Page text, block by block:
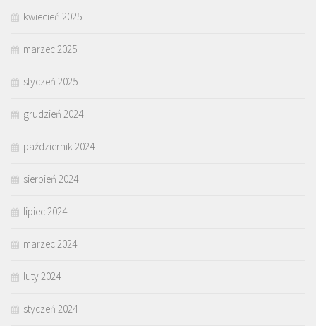
kwiecień 2025
marzec 2025
styczeń 2025
grudzień 2024
październik 2024
sierpień 2024
lipiec 2024
marzec 2024
luty 2024
styczeń 2024